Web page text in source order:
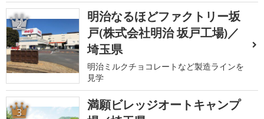
2
明治なるほどファクトリー坂
戸(株式会社明治 坂戸工場)／
埼玉県
明治ミルクチョコレートなど製造ラインを
見学
3
満願ビレッジオートキャンプ